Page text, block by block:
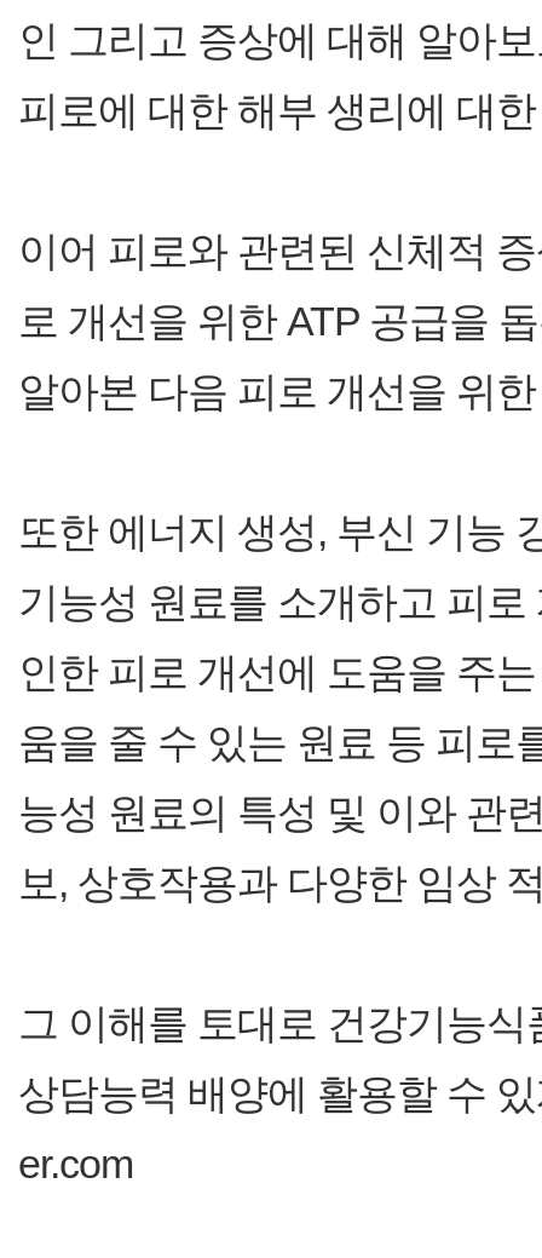
인 그리고 증상에 대해 알아
피로에 대한 해부 생리에 대
이어 피로와 관련된 신체적
로 개선을 위한 ATP 공급을
알아본 다음 피로 개선을 위
또한 에너지 생성, 부신 기능
기능성 원료를 소개하고 피
인한 피로 개선에 도움을 주
움을 줄 수 있는 원료 등 피로
능성 원료의 특성 및 이와 관
보, 상호작용과 다양한 임상
그 이해를 토대로 건강기능
상담능력 배양에 활용할 수
er.com